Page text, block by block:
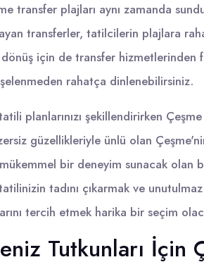
transfer plajları aynı zamanda
transferler, tatilcilerin plajlara
için de transfer hizmetlerinden
rahatça dinlenebilirsiniz.
planlarınızı şekillendirirken
güzellikleriyle ünlü olan
bir deneyim sunacak olan
tadını çıkarmak ve
tercih etmek harika bir seçim
Tutkunları İçin